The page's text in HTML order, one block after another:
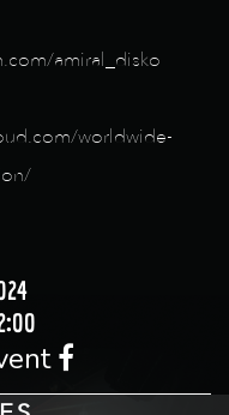
amiral_disko
worldwide-